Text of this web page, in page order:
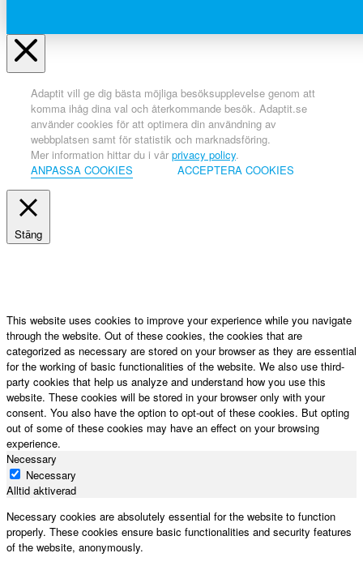
Adaptit vill ge dig bästa möjliga besöksupplevelse genom att
komma ihåg dina val och återkommande besök. Adaptit.se
använder cookies för att optimera din användning av
webbplatsen samt för statistik och marknadsföring.
Mer information hittar du i vår privacy policy.
ANPASSA COOKIES
ACCEPTERA COOKIES
Stäng
This website uses cookies to improve your experience while you navigate
through the website. Out of these cookies, the cookies that are
categorized as necessary are stored on your browser as they are essential
for the working of basic functionalities of the website. We also use third-
party cookies that help us analyze and understand how you use this
website. These cookies will be stored in your browser only with your
consent. You also have the option to opt-out of these cookies. But opting
out of some of these cookies may have an effect on your browsing
experience.
Necessary
Necessary
Alltid aktiverad
Necessary cookies are absolutely essential for the website to function
properly. These cookies ensure basic functionalities and security features
of the website, anonymously.